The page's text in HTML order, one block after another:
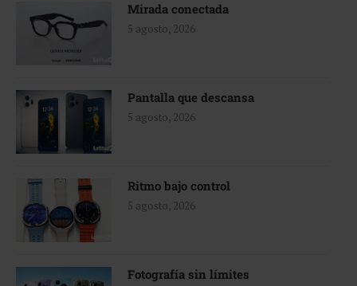
Mirada conectada
5 agosto, 2026
Pantalla que descansa
5 agosto, 2026
Ritmo bajo control
5 agosto, 2026
Fotografía sin límites